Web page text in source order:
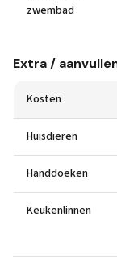
zwembad
Extra /
Kosten
Huisdieren
Handdoeken
Keukenlinnen